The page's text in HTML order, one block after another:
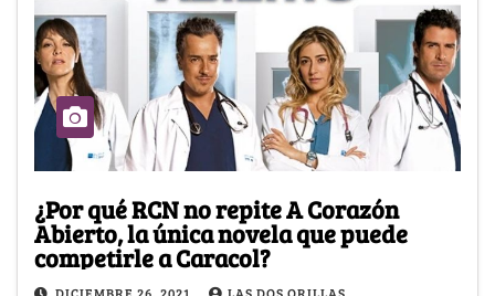
¿Por qué RCN no repite A Corazón
Abierto, la única novela que puede
competirle a Caracol?